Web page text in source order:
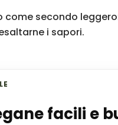
secondo
i sapori.
facili e